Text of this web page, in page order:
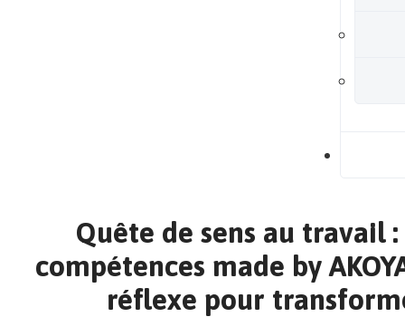
Quête de sens au travail
compétences made by
réflexe pour